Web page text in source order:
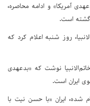
آمریکا» و ادامه محاصره،
است.
روز شنبه اعلام کرد که
نوشت که «بدعهدی
ایران است.
شده، ایران «با حسن نیت با